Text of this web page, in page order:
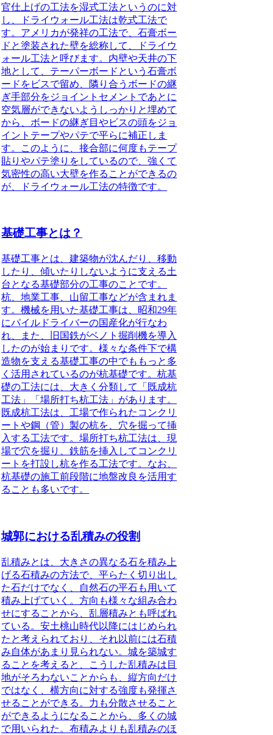
官仕上げの工法を湿式工法というのに対
し、ドライウォール工法は乾式工法で
す。アメリカが発祥の工法で、石膏ボー
ドと塗装された壁を総称して、ドライウ
ォール工法と呼びます。内壁や天井の下
地として、テーパーボードという石膏ボ
ードをビスで留め、隣り合うボードの継
ぎ手部分をジョイントセメントであとに
空気層ができないようしっかりと埋めて
から、ボードの継ぎ目やビスの頭をジョ
イントテープやパテで平らに補正しま
す。このように、接合部に何度もテープ
貼りやパテ塗りをしているので、強くて
気密性の高い大壁を作ることができるの
が、ドライウォール工法の特徴です。
基礎工事とは？
基礎工事とは、建築物が沈んだり、移動
したり、傾いたりしないように支える土
台となる基礎部分の工事のことです。
杭、地業工事、山留工事などが含まれま
す。機械を用いた基礎工事は、昭和29年
にパイルドライバーの国産化が行なわ
れ、また、旧国鉄がベノト掘削機を導入
したのが始まりです。様々な条件下で構
造物を支える基礎工事の中でももっと多
く活用されているのが杭基礎です。杭基
礎の工法には、大きく分類して「既成杭
工法」「場所打ち杭工法」があります。
既成杭工法は、工場で作られたコンクリ
ートや鋼（管）製の杭を、穴を掘って挿
入する工法です。場所打ち杭工法は、現
場で穴を掘り、鉄筋を挿入してコンクリ
ートを打設し杭を作る工法です。なお、
杭基礎の施工前段階に地盤改良を活用す
ることも多いです。
城郭における乱積みの役割
乱積みとは、大きさの異なる石を積み上
げる石積みの方法で、平らたく切り出し
た石だけでなく、自然石の平石も用いて
積み上げていく 。方向も様々な組み合わ
せにすることから、乱層積みとも呼ばれ
ている。安土桃山時代以降にはじめられ
たと考えられており、それ以前には石積
み自体があまり見られない。城を築城す
ることを考えると、こうした乱積みは目
地がそろわないことからも、縦方向だけ
ではなく、横方向に対する強度も発揮さ
せることができる。力も分散させること
ができるようになることから、多くの城
で用いられた。布積みよりも乱積みのほ